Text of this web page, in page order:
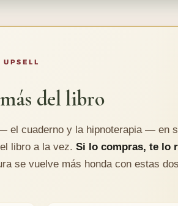
del libro
el cuaderno y la hipnoterapia — en
libro a la vez. Si lo compras, te lo
se vuelve más honda con estas